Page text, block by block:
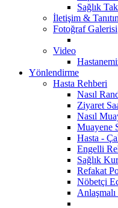
Sağlık
İletişim &
Fotoğraf Galerisi
Video
Yönlendirme
Hasta Rehberi
Nasıl
Ziyaret
Nasıl
Muayene
Hasta -
Engelli
Sağlık
Refakat
Nöbetçi